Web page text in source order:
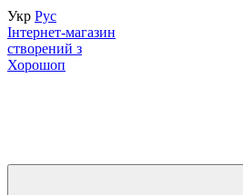
Укр Рус
Інтернет-магазин
створений з
Хорошоп